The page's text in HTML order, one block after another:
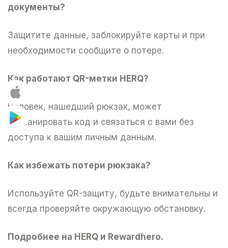
документы?
Защитите данные, заблокируйте карты и при
необходимости сообщите о потере.
Как работают QR-метки HERQ?
Человек, нашедший рюкзак, может
отсканировать код и связаться с вами без
доступа к вашим личным данным.
Как избежать потери рюкзака?
Используйте QR-защиту, будьте внимательны и
всегда проверяйте окружающую обстановку.
Подробнее на HERQ и Rewardhero.